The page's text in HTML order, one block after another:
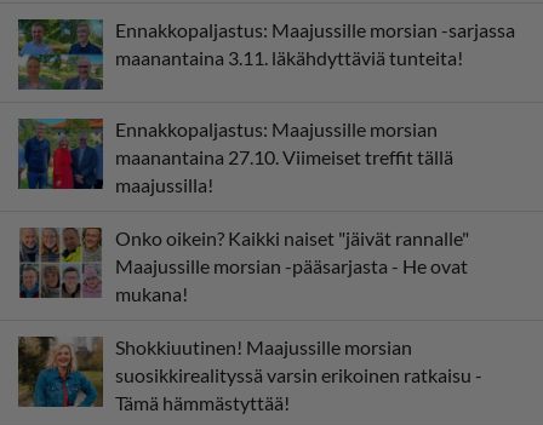
Ennakkopaljastus: Maajussille morsian -sarjassa
maanantaina 3.11. läkähdyttäviä tunteita!
Ennakkopaljastus: Maajussille morsian
maanantaina 27.10. Viimeiset treffit tällä
maajussilla!
Onko oikein? Kaikki naiset "jäivät rannalle"
Maajussille morsian -pääsarjasta - He ovat
mukana!
Shokkiuutinen! Maajussille morsian
suosikkirealityssä varsin erikoinen ratkaisu -
Tämä hämmästyttää!